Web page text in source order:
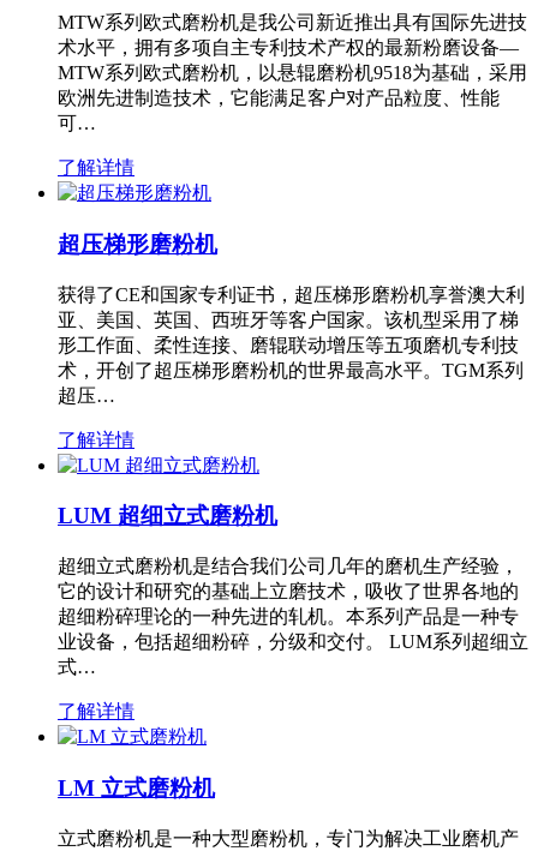
MTW系列欧式磨粉机是我公司新近推出具有国际先进技
术水平，拥有多项自主专利技术产权的最新粉磨设备—
MTW系列欧式磨粉机，以悬辊磨粉机9518为基础，采用
欧洲先进制造技术，它能满足客户对产品粒度、性能
可…
了解详情
超压梯形磨粉机
获得了CE和国家专利证书，超压梯形磨粉机享誉澳大利
亚、美国、英国、西班牙等客户国家。该机型采用了梯
形工作面、柔性连接、磨辊联动增压等五项磨机专利技
术，开创了超压梯形磨粉机的世界最高水平。TGM系列
超压…
了解详情
LUM 超细立式磨粉机
超细立式磨粉机是结合我们公司几年的磨机生产经验，
它的设计和研究的基础上立磨技术，吸收了世界各地的
超细粉碎理论的一种先进的轧机。本系列产品是一种专
业设备，包括超细粉碎，分级和交付。 LUM系列超细立
式…
了解详情
LM 立式磨粉机
立式磨粉机是一种大型磨粉机，专门为解决工业磨机产